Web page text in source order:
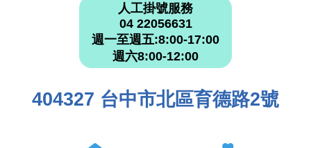
人工掛號服務
04 22056631
週一至週五:8:00-17:00
週六8:00-12:00
404327 台中市北區育德路2號